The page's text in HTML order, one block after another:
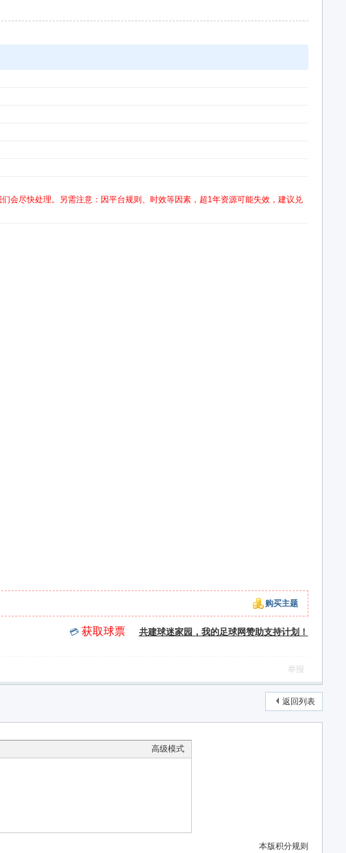
会尽快处理。另需注意：因平台规则、时效等因素，超1年资源可能失效，建议兑
购买主题
💳 获取球票 共建球迷家园，我的足球网赞助支持计划！
举报
返回列表
高级模式
本版积分规则